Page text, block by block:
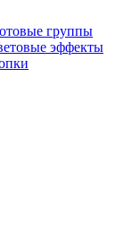
группы
эффекты